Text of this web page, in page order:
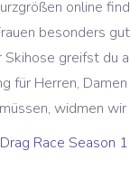
Drag Race Season